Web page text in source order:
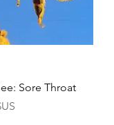
Sore Throat